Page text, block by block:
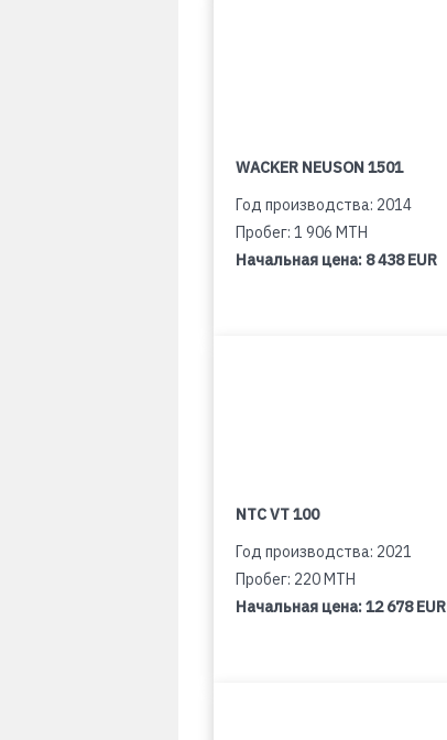
WACKER NEUSON 1501
Год производства: 2014
Пробег: 1 906 MTH
Начальная цена: 8 438 EUR
NTC VT 100
Год производства: 2021
Пробег: 220 MTH
Начальная цена:12 678 EUR